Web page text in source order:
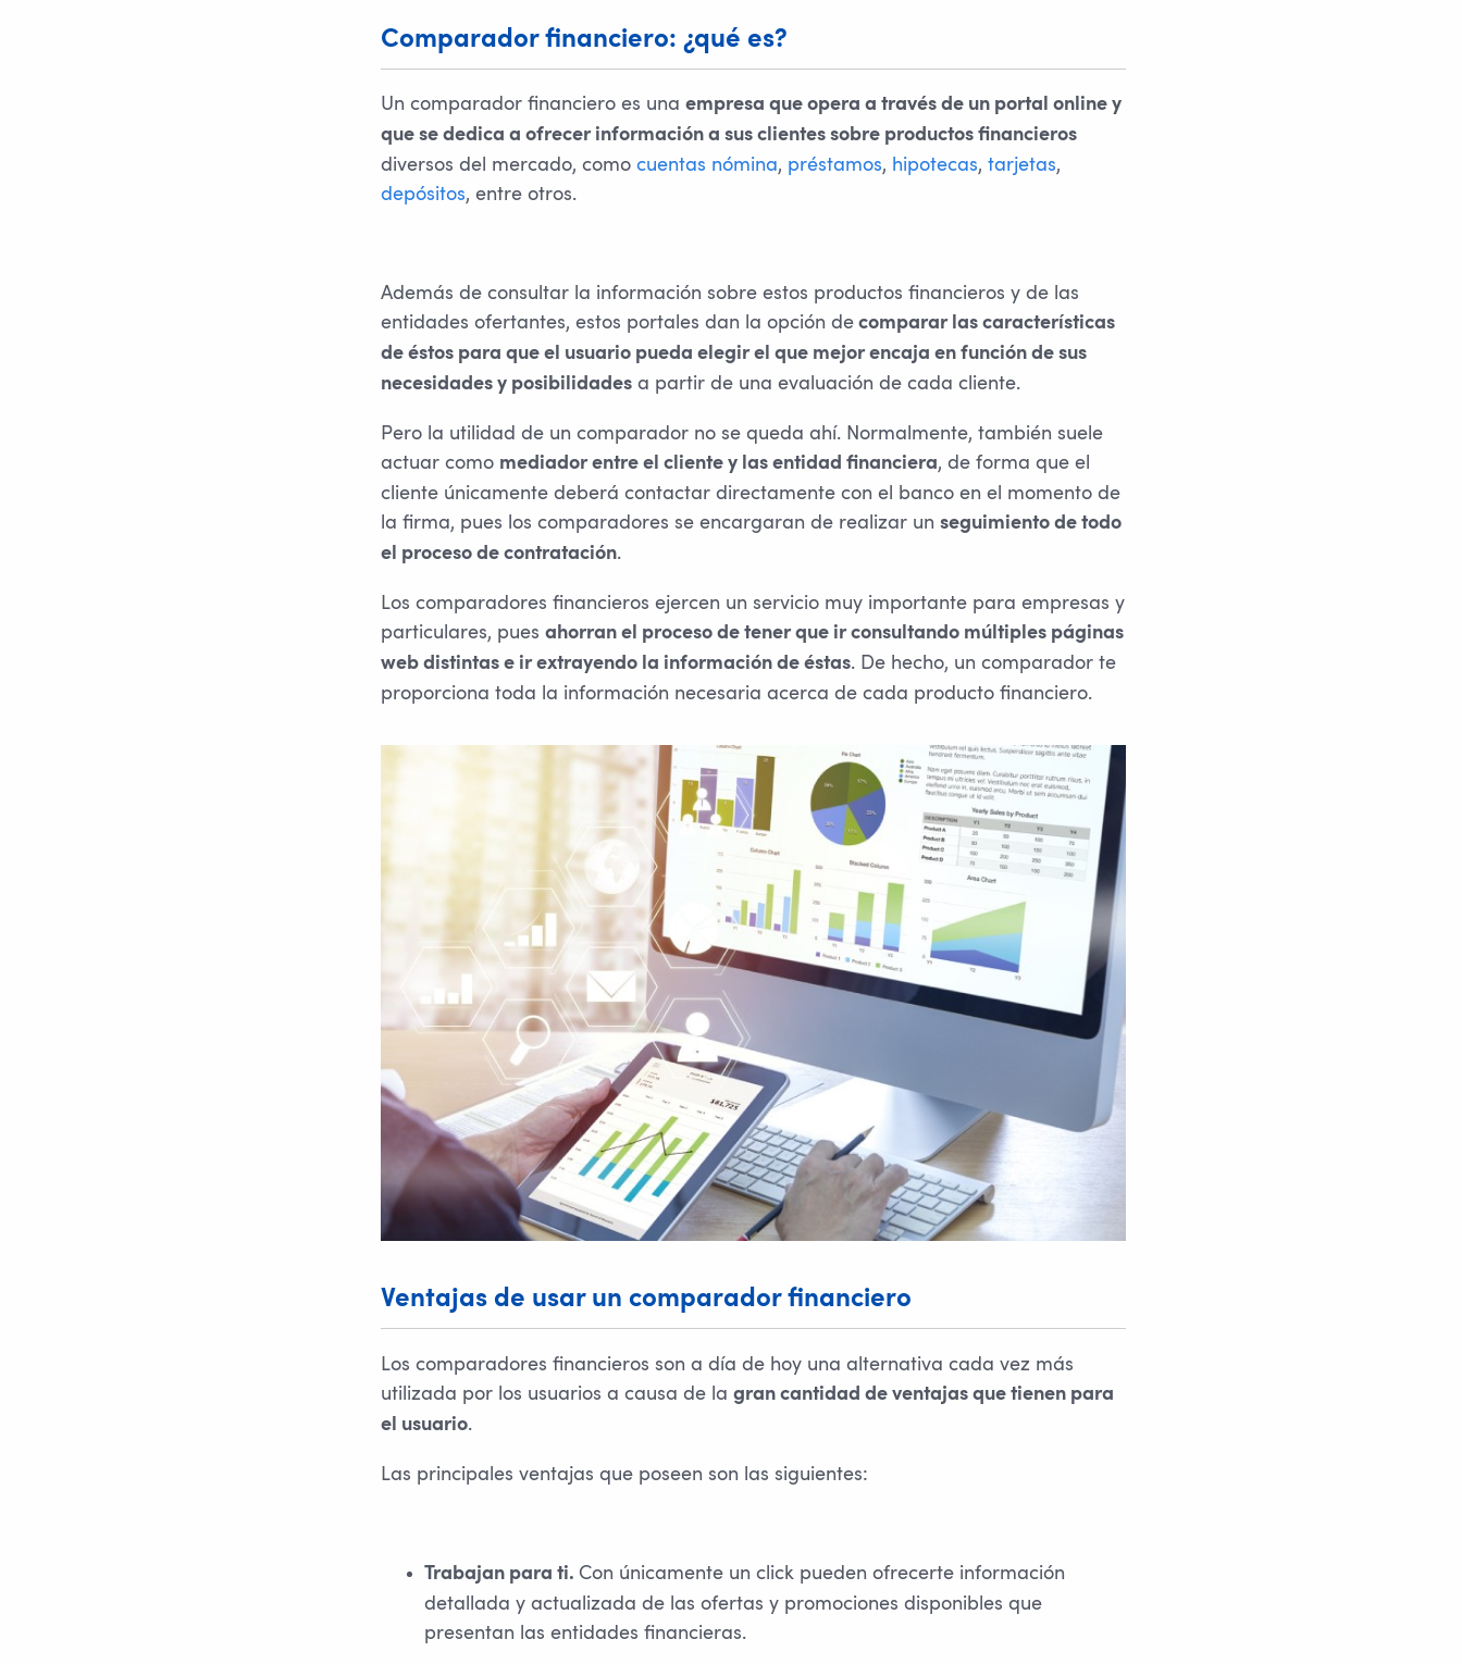
Comparador financiero: ¿qué es?
Un comparador financiero es una empresa que opera a través de un portal online y
que se dedica a ofrecer información a sus clientes sobre productos financieros
diversos del mercado, como cuentas nómina, préstamos, hipotecas, tarjetas,
depósitos, entre otros.
Además de consultar la información sobre estos productos financieros y de las
entidades ofertantes, estos portales dan la opción decomparar las características
de éstos para que el usuario pueda elegir el que mejor encaja en función de sus
necesidades y posibilidadesa partir de una evaluación de cada cliente.
Pero la utilidad de un comparador no se queda ahí. Normalmente, también suele
actuar como mediador entre el cliente y las entidad financiera, de forma que el
cliente únicamente deberá contactar directamente con el banco en el momento de
la firma, pues los comparadores se encargaran de realizar un seguimiento de todo
el proceso de contratación.
Los comparadores financieros ejercen un servicio muy importante para empresas y
particulares, pues ahorran el proceso de tener que ir consultando múltiples páginas
web distintas e ir extrayendo la información de éstas. De hecho, un comparador te
proporciona toda la información necesaria acerca de cada producto financiero.
Ventajas de usar un comparador financiero
Los comparadores financieros son a día de hoy una alternativa cada vez más
utilizada por los usuarios a causa de la gran cantidad de ventajas que tienen para
el usuario.
Las principales ventajas que poseen son las siguientes:
Trabajan para ti. Con únicamente un click pueden ofrecerte información
detallada y actualizada de las ofertas y promociones disponibles que
presentan las entidades financieras.